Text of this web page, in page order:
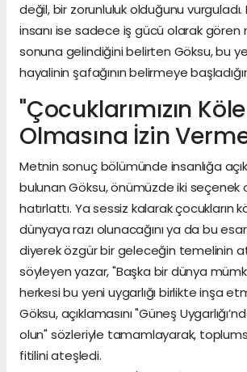
değil, bir zorunluluk olduğunu vurguladı.
insanı ise sadece iş gücü olarak gören
sonuna gelindiğini belirten Göksu, bu
hayalinin şafağının belirmeye
"Çocuklarımızın Köle
Olmasına İzin
Metnin sonuç bölümünde insanlığa
bulunan Göksu, önümüzde iki seçenek
hatırlattı. Ya sessiz kalarak çocukların
dünyaya razı olunacağını ya da bu
diyerek özgür bir geleceğin temelinin
söyleyen yazar, "Başka bir dünya
herkesi bu yeni uygarlığı birlikte inşa
Göksu, açıklamasını "Güneş
olun" sözleriyle tamamlayarak,
fitilini ateşledi.